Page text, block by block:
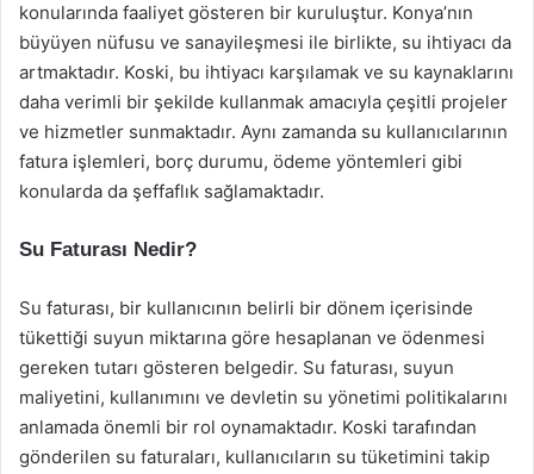
konularında faaliyet gösteren bir kuruluştur. Konya’nın
büyüyen nüfusu ve sanayileşmesi ile birlikte, su ihtiyacı da
artmaktadır. Koski, bu ihtiyacı karşılamak ve su kaynaklarını
daha verimli bir şekilde kullanmak amacıyla çeşitli projeler
ve hizmetler sunmaktadır. Aynı zamanda su kullanıcılarının
fatura işlemleri, borç durumu, ödeme yöntemleri gibi
konularda da şeffaflık sağlamaktadır.
Su Faturası Nedir?
Su faturası, bir kullanıcının belirli bir dönem içerisinde
tükettiği suyun miktarına göre hesaplanan ve ödenmesi
gereken tutarı gösteren belgedir. Su faturası, suyun
maliyetini, kullanımını ve devletin su yönetimi politikalarını
anlamada önemli bir rol oynamaktadır. Koski tarafından
gönderilen su faturaları, kullanıcıların su tüketimini takip